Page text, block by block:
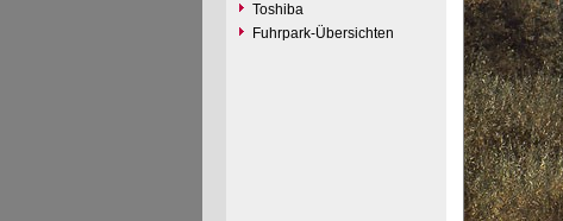
Toshiba
Fuhrpark-Übersichten